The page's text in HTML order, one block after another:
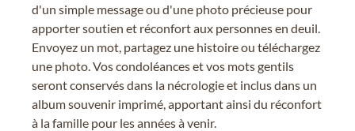
d'un simple message ou d'une photo précieuse pour
apporter soutien et réconfort aux personnes en deuil.
Envoyez un mot, partagez une histoire ou téléchargez
une photo. Vos condoléances et vos mots gentils
seront conservés dans la nécrologie et inclus dans un
album souvenir imprimé, apportant ainsi du réconfort
à la famille pour les années à venir.